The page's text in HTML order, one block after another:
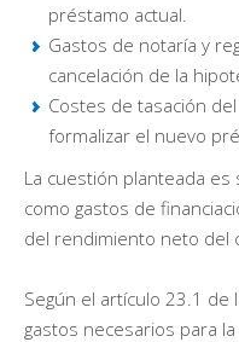
préstamo actual.
Gastos de notaría y
cancelación de la
Costes de tasación
formalizar el nuevo
La cuestión planteada
como gastos de
del rendimiento neto del
Según el artículo 23.1 de
gastos necesarios para